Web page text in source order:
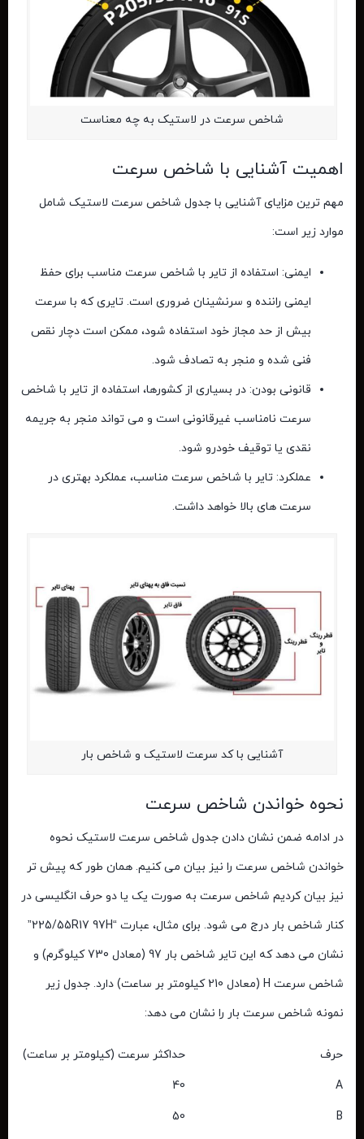
شاخص سرعت در لاستیک به چه معناست
اهمیت آشنایی با شاخص سرعت
مهم ترین مزایای آشنایی با جدول شاخص سرعت لاستیک شامل
موارد زیر است:
ایمنی: استفاده از تایر با شاخص سرعت مناسب برای حفظ
ایمنی راننده و سرنشینان ضروری است. تایری که با سرعت
بیش از حد مجاز خود استفاده شود، ممکن است دچار نقص
فنی شده و منجر به تصادف شود.
قانونی بودن: در بسیاری از کشورها، استفاده از تایر با شاخص
سرعت نامناسب غیرقانونی است و می ‌تواند منجر به جریمه
نقدی یا توقیف خودرو شود.
عملکرد: تایر با شاخص سرعت مناسب، عملکرد بهتری در
سرعت‌ های بالا خواهد داشت.
آشنایی با کد سرعت لاستیک و شاخص بار
نحوه خواندن شاخص سرعت
در ادامه ضمن نشان دادن جدول شاخص سرعت لاستیک نحوه
خواندن شاخص سرعت را نیز بیان می کنیم. همان طور که پیش تر
نیز بیان کردیم شاخص سرعت به صورت یک یا دو حرف انگلیسی در
کنار شاخص بار درج می ‌شود. برای مثال، عبارت “225/55R17 97H”
نشان می ‌دهد که این تایر شاخص بار 97 (معادل 730 کیلوگرم) و
شاخص سرعت H (معادل 210 کیلومتر بر ساعت) دارد. جدول زیر
نمونه شاخص سرعت بار را نشان می دهد:
حرف
حداکثر سرعت (کیلومتر بر ساعت)
A
40
B
50